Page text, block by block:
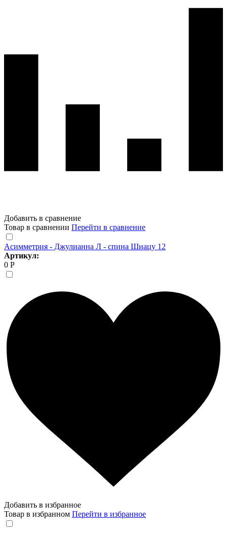
Добавить в сравнение
Товар в сравнении Перейти в сравнение
Асимметрия - Джулианна Л - спина Шиацу 12
Артикул:
0 Р
Добавить в избранное
Товар в избранном Перейти в избранное